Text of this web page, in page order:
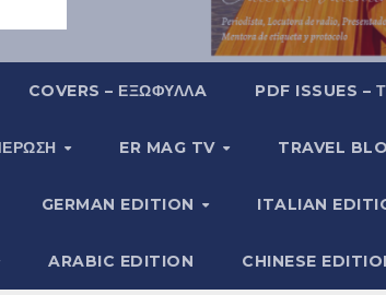
COVERS – ΕΞΩΦΥΛΛA PDF ISSUES –
ER MAG TV TRAVEL
GERMAN EDITION ITALIAN
ARABIC EDITION CHINESE